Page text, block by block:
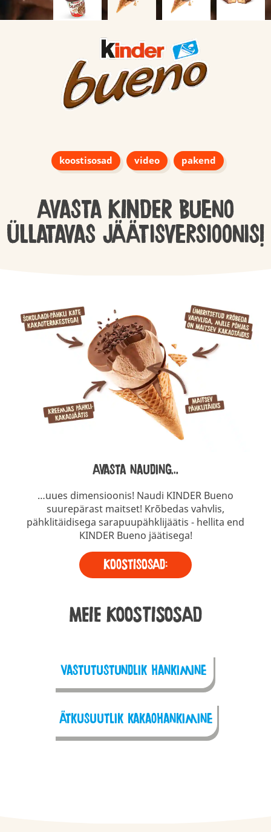
koostisosad video pakend
Avasta KINDER Bueno
üllatavas jäätisversioonis!
Avasta nauding…
…uues dimensioonis! Naudi KINDER Bueno
suurepärast maitset! Krõbedas vahvlis,
pähklitäidisega sarapuupähklijäätis - hellita end
KINDER Bueno jäätisega!
Koostisosad:
MEIE KOOSTISOSAD
Vastutustundlik hankimine
ätkusuutlik kakaohankimine